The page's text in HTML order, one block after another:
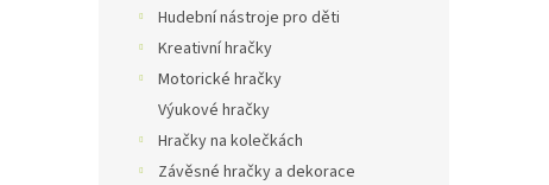
Hudební nástroje pro děti
Kreativní hračky
Motorické hračky
Výukové hračky
Hračky na kolečkách
Závěsné hračky a dekorace